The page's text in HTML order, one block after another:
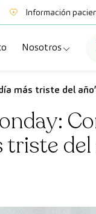
Información
Mutuas
Club CreuBlanca
Nosotros
Quiénes
Trabaja con
Blog
Fundación
más triste del
triste del